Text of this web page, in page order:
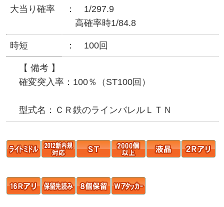
大当り確率
1/297.9
高確率時1/84.8
時短 100回
【 備考 】
確変突入率：100％（ST100回）
型式名：ＣＲ鉄のラインバレルＬＴＮ